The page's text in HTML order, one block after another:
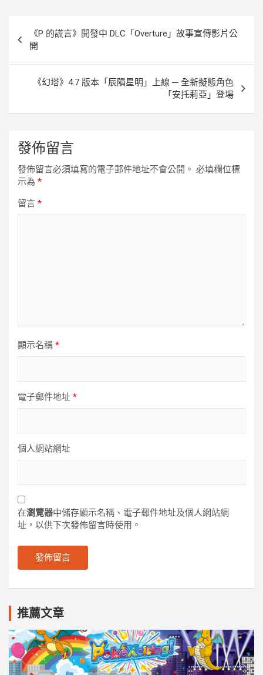
章
導
《P 的謊言》開發中 DLC「Overture」故事宣傳影片公
開
《幻塔》4.7 版本「辰隕星明」上線 ─ 全新擬態角色
「安托莉亞」登場
發佈留言
發佈留言必須填寫的電子郵件地址不會公開。 必填欄位標
示為 *
留言 *
顯示名稱 *
電子郵件地址 *
個人網站網址
在瀏覽器中儲存顯示名稱、電子郵件地址及個人網站網
址，以供下次發佈留言時使用。
推薦文章